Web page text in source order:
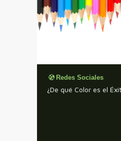
Redes Sociales
¿De qué Color es el